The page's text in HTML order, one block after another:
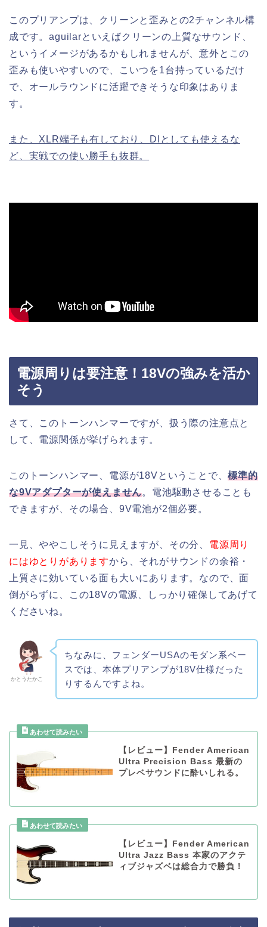
このプリアンプは、クリーンと歪みとの2チャンネル構
成です。aguilarといえばクリーンの上質なサウンド、
というイメージがあるかもしれませんが、意外とこの
歪みも使いやすいので、こいつを1台持っているだけ
で、オールラウンドに活躍できそうな印象はありま
す。
また、XLR端子も有しており、DIとしても使えるな
ど、実戦での使い勝手も抜群。
電源周りは要注意！18Vの強みを活か
そう
さて、このトーンハンマーですが、扱う際の注意点と
して、電源関係が挙げられます。
このトーンハンマー、電源が18Vということで、標準的
な9Vアダプターが使えません。電池駆動させることも
できますが、その場合、9V電池が2個必要。
一見、ややこしそうに見えますが、その分、 電源周り
にはゆとりがありますから、それがサウンドの余裕・
上質さに効いている面も大いにあります。なので、面
倒がらずに、この18Vの電源、しっかり確保してあげて
くださいね。
かとうたかこ
ちなみに、フェンダーUSAのモダン系ベー
スでは、本体プリアンプが18V仕様だった
りするんですよね。
【レビュー】Fender American
Ultra Precision Bass 最新の
プレベサウンドに酔いしれる。
【レビュー】Fender American
Ultra Jazz Bass 本家のアクテ
ィブジャズベは総合力で勝負！